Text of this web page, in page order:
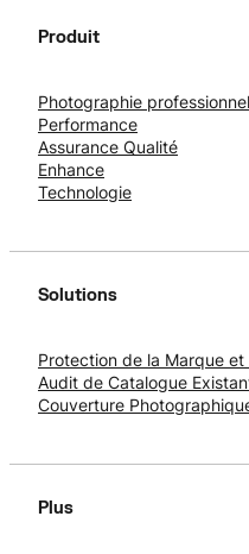
Produit
Photographie
Performance
Assurance Qualité
Enhance
Technologie
Solutions
Protection de la Marque et
Audit de Catalogue
Couverture
Plus